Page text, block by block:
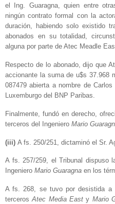
el Ing. Guaragna, quien entre
ningún contrato formal con la
duración, habiendo solo existido
abonados en su totalidad,
alguna por parte de Atec Meadle
Respecto de lo abonado, dijo que
accionante la suma de u$s 37.968
087479 abierta a nombre de
Luxemburgo del BNP Paribas.
Finalmente, fundó en derecho,
terceros del Ingeniero Mario
(iii) A fs. 250/251, dictaminó el Sr.
A fs. 257/259, el Tribunal dispuso
Ingeniero Mario Guaragna en los
A fs. 268, se tuvo por desistida a
tercerosAtec Media Easty Mario